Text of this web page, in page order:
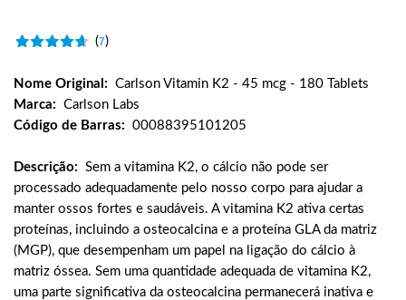
(7)
Nome Original: Carlson Vitamin K2 - 45 mcg - 180 Tablets
Marca: Carlson Labs
Código de Barras: 00088395101205
Descrição: Sem a vitamina K2, o cálcio não pode ser
processado adequadamente pelo nosso corpo para ajudar a
manter ossos fortes e saudáveis. A vitamina K2 ativa certas
proteínas, incluindo a osteocalcina e a proteína GLA da matriz
(MGP), que desempenham um papel na ligação do cálcio à
matriz óssea. Sem uma quantidade adequada de vitamina K2,
uma parte significativa da osteocalcina permanecerá inativa e